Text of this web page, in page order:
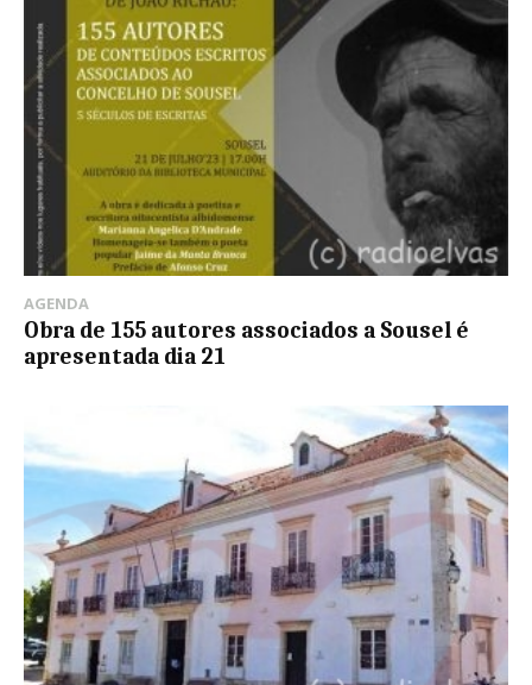
AGENDA
Obra de 155 autores associados a Sousel é
apresentada dia 21